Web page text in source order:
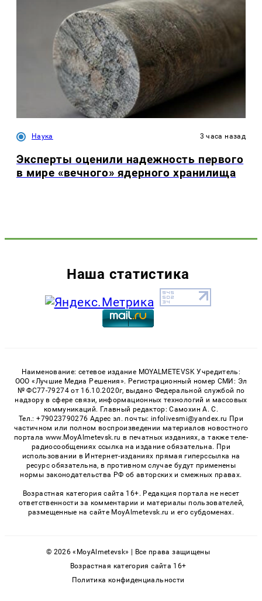
Наука 3 часа назад
Эксперты оценили надежность первого
в мире «вечного» ядерного хранилища
Наша статистика
Наименование: сетевое издание MOYALMETEVSK Учредитель:
ООО «Лучшие Медиа Решения». Регистрационный номер СМИ: Эл
№ ФС77-79274 от 16.10.2020г, выдано Федеральной службой по
надзору в сфере связи, информационных технологий и массовых
коммуникаций. Главный редактор: Самохин А. С.
Тел.: +79023790276 Адрес эл. почты: infolivesmi@yandex.ru При
частичном или полном воспроизведении материалов новостного
портала www.MoyAlmetevsk.ru в печатных изданиях, а также теле-
радиосообщениях ссылка на издание обязательна. При
использовании в Интернет-изданиях прямая гиперссылка на
ресурс обязательна, в противном случае будут применены
нормы законодательства РФ об авторских и смежных правах.
Возрастная категория сайта 16+. Редакция портала не несет
ответственности за комментарии и материалы пользователей,
размещенные на сайте MoyAlmetevsk.ru и его субдоменах.
© 2026 «MoyAlmetevsk» | Все права защищены
Возрастная категория сайта 16+
Политика конфиденциальности